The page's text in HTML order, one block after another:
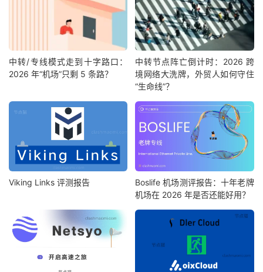
中转/专线模式走到十字路口：
2026 年“机场”只剩 5 条路？
中转节点阵亡倒计时：2026 跨
境网络大洗牌，外贸人如何守住
“生命线”？
Viking Links 评测报告
Boslife 机场测评报告：十年老牌
机场在 2026 年是否还能好用？